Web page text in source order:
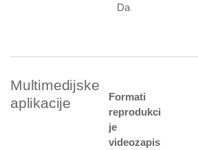
Da
Multimedijske
aplikacije
Formati
reprodukci
je
videozapis